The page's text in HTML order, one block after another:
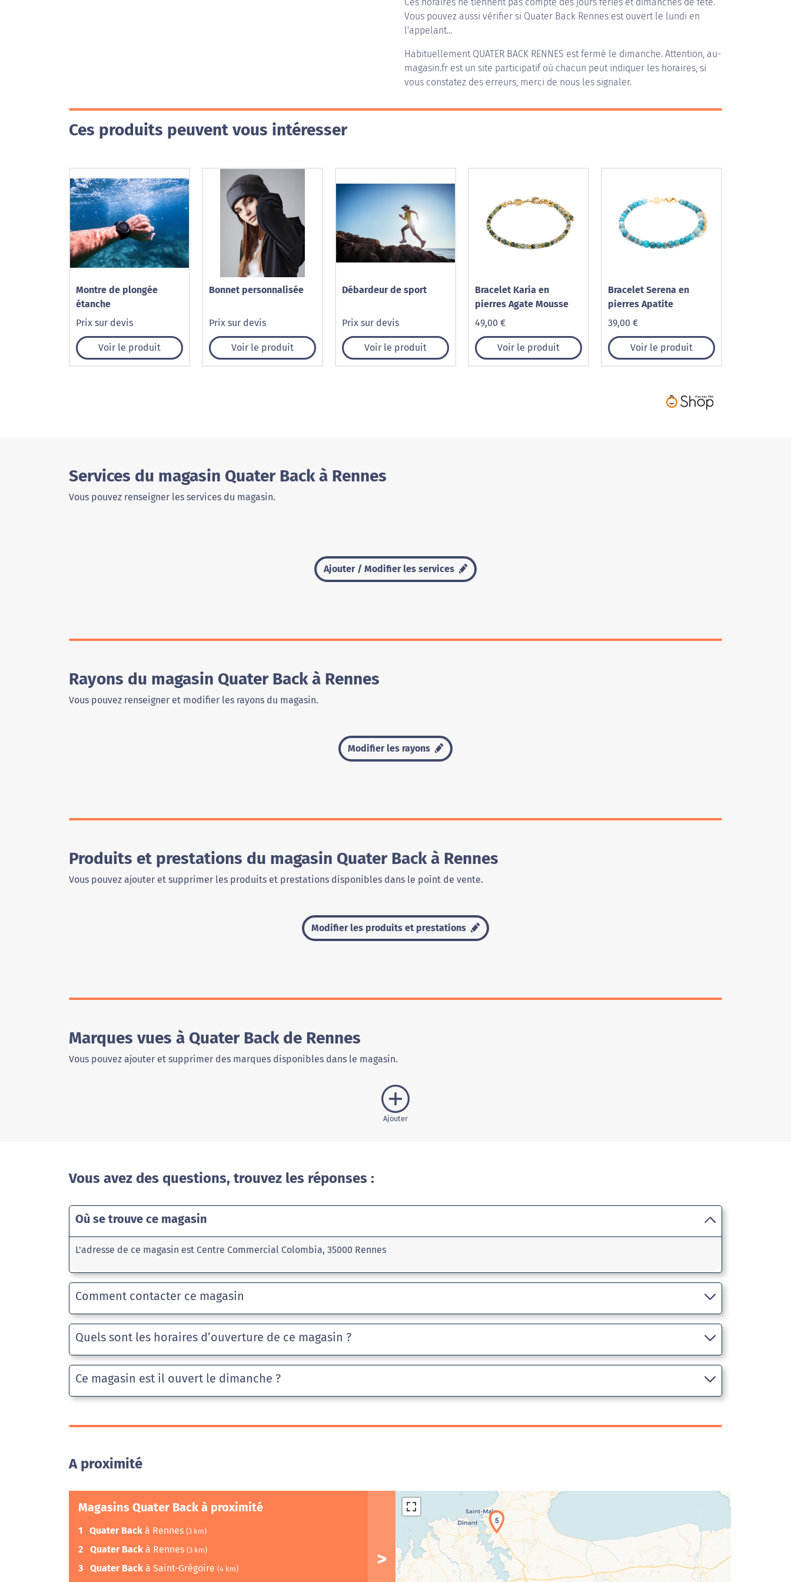
Vous pouvez aussi vérifier si Quater Back Rennes est ouvert le lundi en
l'appelant...
Habituellement QUATER BACK RENNES est fermé le dimanche. Attention, au-
magasin.fr est un site participatif où chacun peut indiquer les horaires, si
vous constatez des erreurs, merci de nous les signaler.
Ces produits peuvent vous intéresser
Montre de plongée
étanche
Prix sur devis
Voir le produit
Bonnet personnalisée
Prix sur devis
Voir le produit
Débardeur de sport
Prix sur devis
Voir le produit
Bracelet Karia en
pierres Agate Mousse
49,00 €
Voir le produit
Bracelet Serena en
pierres Apatite
39,00 €
Voir le produit
Services du magasin Quater Back à Rennes
Vous pouvez renseigner les services du magasin.
Ajouter / Modifier les services
Rayons du magasin Quater Back à Rennes
Vous pouvez renseigner et modifier les rayons du magasin.
Modifier les rayons
Produits et prestations du magasin Quater Back à Rennes
Vous pouvez ajouter et supprimer les produits et prestations disponibles dans le point de vente.
Modifier les produits et prestations
Marques vues à Quater Back de Rennes
Vous pouvez ajouter et supprimer des marques disponibles dans le magasin.
Ajouter
Vous avez des questions, trouvez les réponses :
Où se trouve ce magasin
L'adresse de ce magasin est Centre Commercial Colombia, 35000 Rennes
Comment contacter ce magasin
Quels sont les horaires d’ouverture de ce magasin ?
Ce magasin est il ouvert le dimanche ?
A proximité
Magasins Quater Back à proximité
1 Quater Back à Rennes (3 km)
2 Quater Back à Rennes (3 km)
3 Quater Back à Saint-Grégoire (4 km)
5